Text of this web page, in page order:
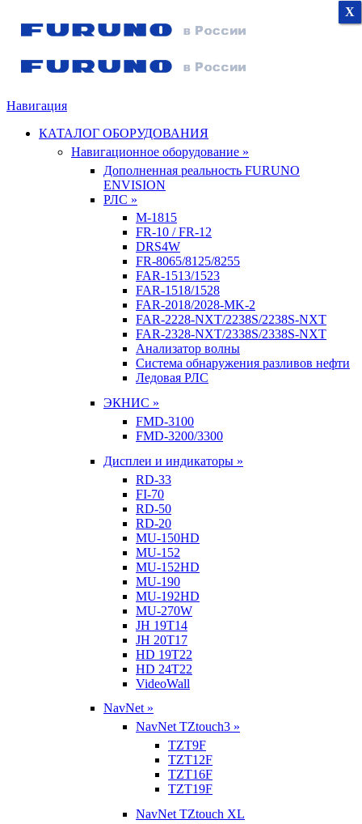
Навигация
КАТАЛОГ ОБОРУДОВАНИЯ
Навигационное оборудование »
Дополненная реальность FURUNO
ENVISION
РЛС »
M-1815
FR-10 / FR-12
DRS4W
FR-8065/8125/8255
FAR-1513/1523
FAR-1518/1528
FAR-2018/2028-MK-2
FAR-2228-NXT/2238S/2238S-NXT
FAR-2328-NXT/2338S/2338S-NXT
Анализатор волны
Система обнаружения разливов нефти
Ледовая РЛС
ЭКНИС »
FMD-3100
FMD-3200/3300
Дисплеи и индикаторы »
RD-33
FI-70
RD-50
RD-20
MU-150HD
MU-152
MU-152HD
MU-190
MU-192HD
MU-270W
JH 19T14
JH 20T17
HD 19T22
HD 24T22
VideoWall
NavNet »
NavNet TZtouch3 »
TZT9F
TZT12F
TZT16F
TZT19F
NavNet TZtouch XL
X
X
X